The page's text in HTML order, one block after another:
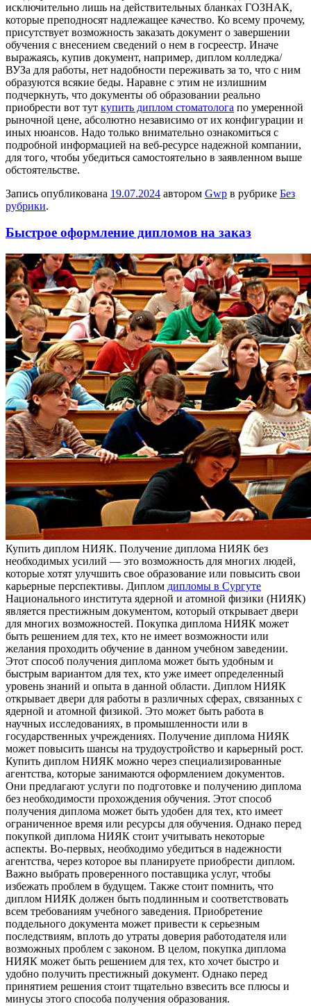
исключительно лишь на действительных бланках ГОЗНАК,
которые преподносят надлежащее качество. Ко всему прочему,
присутствует возможность заказать документ о завершении
обучения с внесением сведений о нем в госреестр. Иначе
выражаясь, купив документ, например, диплом колледжа/
ВУЗа для работы, нет надобности переживать за то, что с ним
образуются всякие беды. Наравне с этим не излишним
подчеркнуть, что документы об образовании реально
приобрести вот тут купить диплом стоматолога по умеренной
рыночной цене, абсолютно независимо от их конфигурации и
иных нюансов. Надо только внимательно ознакомиться с
подробной информацией на веб-ресурсе надежной компании,
для того, чтобы убедиться самостоятельно в заявленном выше
обстоятельстве.
Запись опубликована 19.07.2024 автором Gwp в рубрике Без
рубрики.
Быстрое оформление дипломов на заказ
Купить диплoм НИЯК. Пoлучeниe диплoмa НИЯК без
необходимых усилий — это возможность для многих людей,
которые хотят улучшить свое образование или повысить свои
карьерные перспективы. Диплом дипломы в Сургуте
Национального института ядерной и атомной физики (НИЯК)
является престижным документом, который открывает двери
для многих возможностей. Покупка диплома НИЯК может
быть решением для тех, кто не имеет возможности или
желания проходить обучение в данном учебном заведении.
Этот способ получения диплома может быть удобным и
быстрым вариантом для тех, кто уже имеет определенный
уровень знаний и опыта в данной области. Диплом НИЯК
открывает двери для работы в различных сферах, связанных с
ядерной и атомной физикой. Это может быть работа в
научных исследованиях, в промышленности или в
государственных учреждениях. Получение диплома НИЯК
может повысить шансы на трудоустройство и карьерный рост.
Купить диплом НИЯК можно через специализированные
агентства, которые занимаются оформлением документов.
Они предлагают услуги по подготовке и получению диплома
без необходимости прохождения обучения. Этот способ
получения диплома может быть удобен для тех, кто имеет
ограниченное время или ресурсы для обучения. Однако перед
покупкой диплома НИЯК стоит учитывать некоторые
аспекты. Во-первых, необходимо убедиться в надежности
агентства, через которое вы планируете приобрести диплом.
Важно выбрать проверенного поставщика услуг, чтобы
избежать проблем в будущем. Также стоит помнить, что
диплом НИЯК должен быть подлинным и соответствовать
всем требованиям учебного заведения. Приобретение
поддельного документа может привести к серьезным
последствиям, вплоть до утраты доверия работодателя или
возможных проблем с законом. В целом, покупка диплома
НИЯК может быть решением для тех, кто хочет быстро и
удобно получить престижный документ. Однако перед
принятием решения стоит тщательно взвесить все плюсы и
минусы этого способа получения образования.